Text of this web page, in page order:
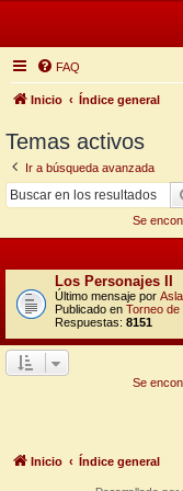
FAQ
Inicio Índice general
Temas activos
Ir a búsqueda avanzada
Se
Los Personajes II
Último mensaje por
Publicado en Torneo
Respuestas: 8151
Se
Inicio Índice general